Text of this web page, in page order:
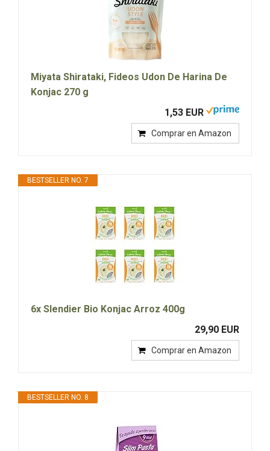
Miyata Shirataki, Fideos Udon De Harina De
Konjac 270 g
1,53 EUR
Comprar en Amazon
BESTSELLER NO. 7
6x Slendier Bio Konjac Arroz 400g
29,90 EUR
Comprar en Amazon
BESTSELLER NO. 8